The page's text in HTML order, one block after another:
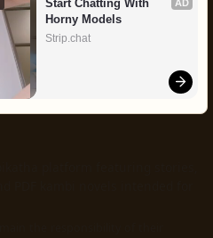
AD
Start Chatting With
Horny Models
Strip.chat